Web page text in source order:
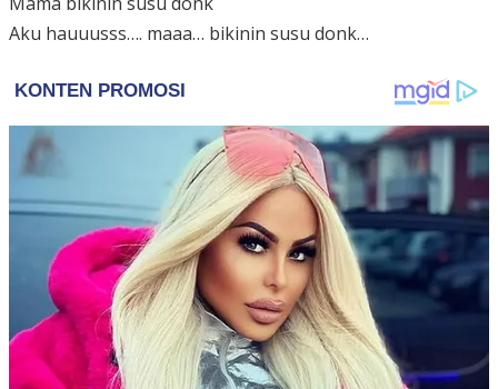
Aku hauuusss…. maaa… bikinin susu donk…